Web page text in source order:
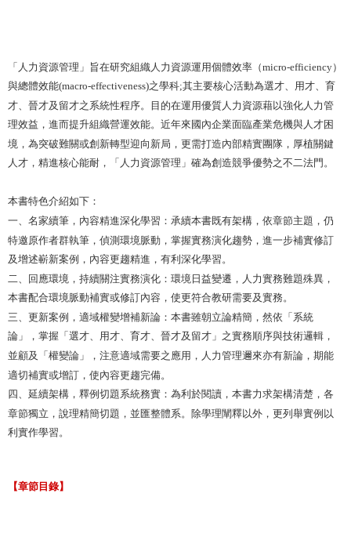
「人力資源管理」旨在研究組織人力資源運用個體效率（micro-efficiency）
與總體效能(macro-effectiveness)之學科;其主要核心活動為選才、用才、育
才、晉才及留才之系統性程序。目的在運用優質人力資源藉以強化人力管
理效益，進而提升組織營運效能。近年來國內企業面臨產業危機與人才困
境，為突破難關或創新轉型迎向新局，更需打造內部精實團隊，厚植關鍵
人才，精進核心能耐，「人力資源管理」確為創造競爭優勢之不二法門。
本書特色介紹如下：
一、名家續筆，內容精進深化學習：承續本書既有架構，依章節主題，仍
特邀原作者群執筆，偵測環境脈動，掌握實務演化趨勢，進一步補實修訂
及增述嶄新案例，內容更趨精進，有利深化學習。
二、回應環境，持續關注實務演化：環境日益變遷，人力實務難題殊異，
本書配合環境脈動補實或修訂內容，使更符合教研需要及實務。
三、更新案例，適域權變增補新論：本書雖朝立論精簡，然依「系統
論」，掌握「選才、用才、育才、晉才及留才」之實務順序與技術邏輯，
並顧及「權變論」，注意適域需要之應用，人力管理邇來亦有新論，期能
適切補實或增訂，使內容更趨完備。
四、延續架構，釋例切題系統務實：為利於閱讀，本書力求架構清楚，各
章節獨立，說理精簡切題，並匯整體系。除學理闡釋以外，更列舉實例以
利實作學習。
【章節目錄】